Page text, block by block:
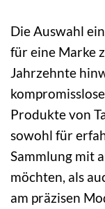
Die Auswahl
für eine Marke
Jahrzehnte
Produkte von
sowohl für
Sammlung mit
möchten, als
am präzisen